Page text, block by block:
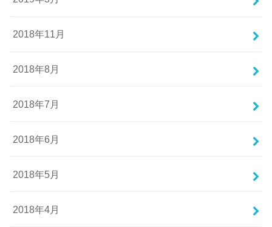
2018年11月
2018年8月
2018年7月
2018年6月
2018年5月
2018年4月